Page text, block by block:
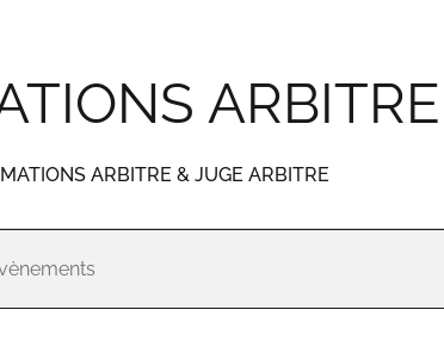
ARBITRE & JUGE ARBITRE